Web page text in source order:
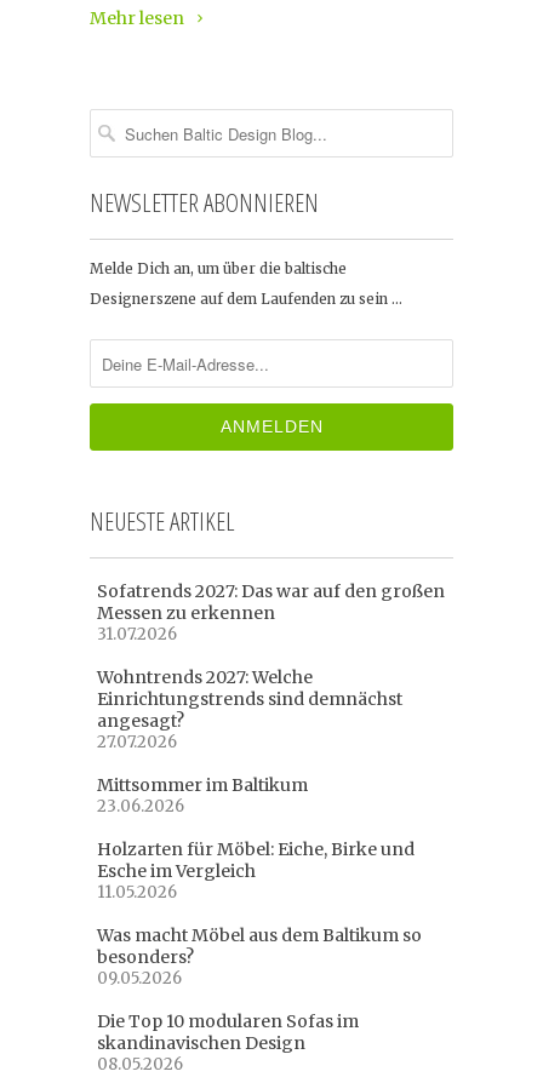
Mehr lesen
NEWSLETTER ABONNIEREN
Melde Dich an, um über die baltische
Designerszene auf dem Laufenden zu sein …
NEUESTE ARTIKEL
Sofatrends 2027: Das war auf den großen
Messen zu erkennen
31.07.2026
Wohntrends 2027: Welche
Einrichtungstrends sind demnächst
angesagt?
27.07.2026
Mittsommer im Baltikum
23.06.2026
Holzarten für Möbel: Eiche, Birke und
Esche im Vergleich
11.05.2026
Was macht Möbel aus dem Baltikum so
besonders?
09.05.2026
Die Top 10 modularen Sofas im
skandinavischen Design
08.05.2026